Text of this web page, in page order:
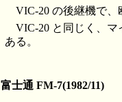
VIC-20 の後継機で、
VIC-20 と同じく、
ある。
富士通 FM-7(1982/11)